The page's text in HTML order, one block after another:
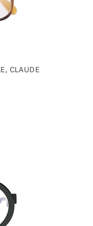
CLAUDE